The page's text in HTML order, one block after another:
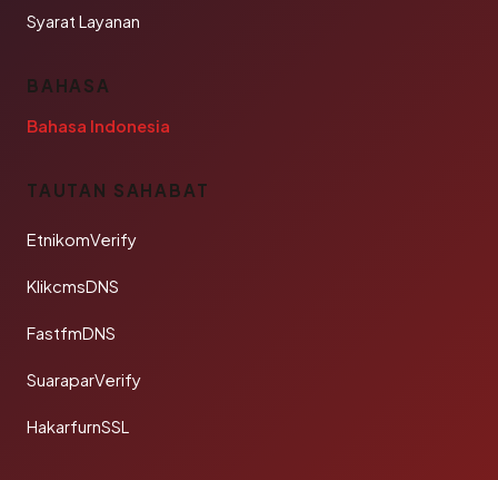
Syarat Layanan
BAHASA
Bahasa Indonesia
TAUTAN SAHABAT
EtnikomVerify
KlikcmsDNS
FastfmDNS
SuaraparVerify
HakarfurnSSL